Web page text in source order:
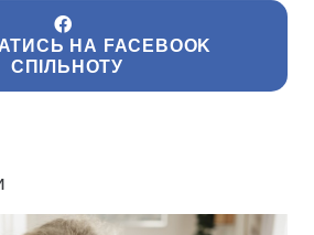
НА FACEBOOK
СПІЛЬНОТУ